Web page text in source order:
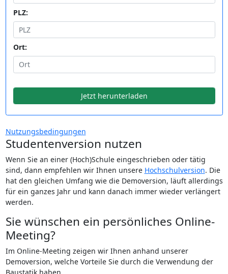
PLZ:
Ort:
Jetzt herunterladen
Nutzungsbedingungen
Studentenversion nutzen
Wenn Sie an einer (Hoch)Schule eingeschrieben oder tätig
sind, dann empfehlen wir Ihnen unsere Hochschulversion. Die
hat den gleichen Umfang wie die Demoversion, läuft allerdings
für ein ganzes Jahr und kann danach immer wieder verlängert
werden.
Sie wünschen ein persönliches Online-
Meeting?
Im Online-Meeting zeigen wir Ihnen anhand unserer
Demoversion, welche Vorteile Sie durch die Verwendung der